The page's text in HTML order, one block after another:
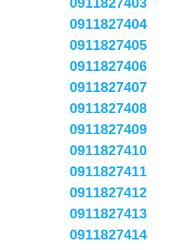
0911827404
0911827405
0911827406
0911827407
0911827408
0911827409
0911827410
0911827411
0911827412
0911827413
0911827414